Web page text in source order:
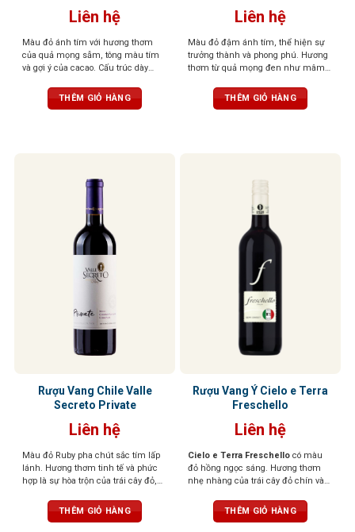
Liên hệ
Màu đỏ ánh tím với hương thơm
của quả mọng sẫm, tông màu tím
và gợi ý của cacao. Cấu trúc dày
và quả mọng đenTHÊM GIỎ HÀNG
Liên hệ
Màu đỏ đậm ánh tím, thể hiện sự
trưởng thành và phong phú. Hương
thơm từ quả mọng đen như mâm
phê và vani. Vị rượu mạnh mẽ với
tannin mềm mại, hậu vị dài và ấm
THÊM GIỎ HÀNG
Rượu Vang Chile Valle
Secreto Private
Liên hệ
Màu đỏ Ruby pha chút sắc tím lấp
lánh. Hương thơm tinh tế và phức
hợp là sự hòa trộn của trái cây đỏ,
hài hòa, tannin thanh lịch, dư vị bền
bỉ, chắc chắn
THÊM GIỎ HÀNG
Rượu Vang Ý Cielo e Terra
Freschello
Liên hệ
Cielo e Terra Freschello có màu
đỏ hồng ngọc sáng. Hương thơm
nhẹ nhàng của trái cây đỏ chín và
ngọt ngào khi thưởng thức.
THÊM GIỎ HÀNG